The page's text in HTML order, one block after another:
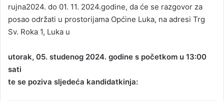
rujna2024. do 01. 11. 2024.godine, da će se razgovor za
posao održati u prostorijama Općine Luka, na adresi Trg
Sv. Roka 1, Luka u
utorak, 05. studenog 2024. godine s početkom u 13:00
sati
te se poziva sljedeća kandidatkinja: